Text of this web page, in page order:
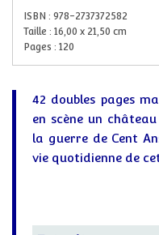
ISBN : 978-2737372582
Taille : 16,00 x 21,50 cm
Pages : 120
42 doubles pages
en scène un
la guerre de Cent
vie quotidienne de